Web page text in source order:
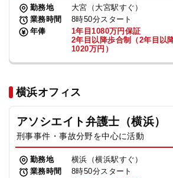
勤務地
大宮（大宮駅すぐ）
業務時間
8時50分スタート
年俸
1年目1080万円保証
2年目以降歩合制（2年目以
1020万円）
横浜オフィス
アソシエイト弁護士（横浜）
刑事事件・事故分野を中心に活動
勤務地
横浜（横浜駅すぐ）
業務時間
8時50分スタート